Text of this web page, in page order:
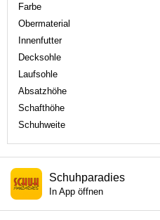
Farbe
Obermaterial
Innenfutter
Decksohle
Laufsohle
Absatzhöhe
Schafthöhe
Schuhweite
Schuhparadies
In App öffnen